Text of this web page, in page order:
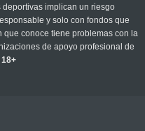
implican un riesgo
y solo con fondos que
que conoce tiene problemas con la
de apoyo profesional de
18+